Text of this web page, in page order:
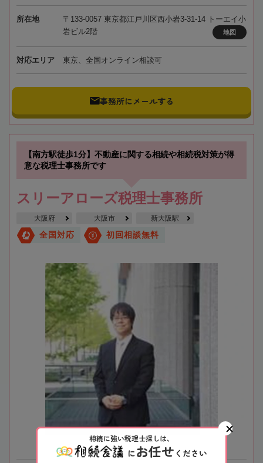
所在地
〒133-0057 東京都江戸川区西小岩3-31-14 トーエイ小
岩ビル2階
地図
対応エリア 東京、全国オンライン相談可
事務所にメールする
【南方駅徒歩1分】不動産に関する相続や相続税対策が得
意な税理士事務所です
スリーアローズ税理士事務所
大阪府 大阪市 新大阪駅
全国対応 初回相談無料
相続に強い税理士探しは、
にお任せ ください